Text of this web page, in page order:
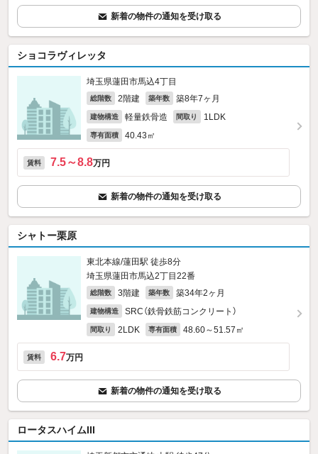
新着の物件の通知を受け取る
ショコラヴィレッタ
埼玉県蓮田市馬込4丁目
総階数 2階建 築年数 築8年7ヶ月
建物構造 軽量鉄骨造 間取り 1LDK
専有面積 40.43㎡
賃料 7.5～8.8万円
新着の物件の通知を受け取る
シャトー栗原
東北本線/蓮田駅 徒歩8分
埼玉県蓮田市馬込2丁目22番
総階数 3階建 築年数 築34年2ヶ月
建物構造 SRC（鉄骨鉄筋コンクリート）
間取り 2LDK 専有面積 48.60～51.57㎡
賃料 6.7万円
新着の物件の通知を受け取る
ロータスハイムIII